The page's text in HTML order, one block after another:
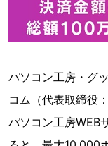
パソコン工房・グ
コム（代表取締役
パソコン工房WEB